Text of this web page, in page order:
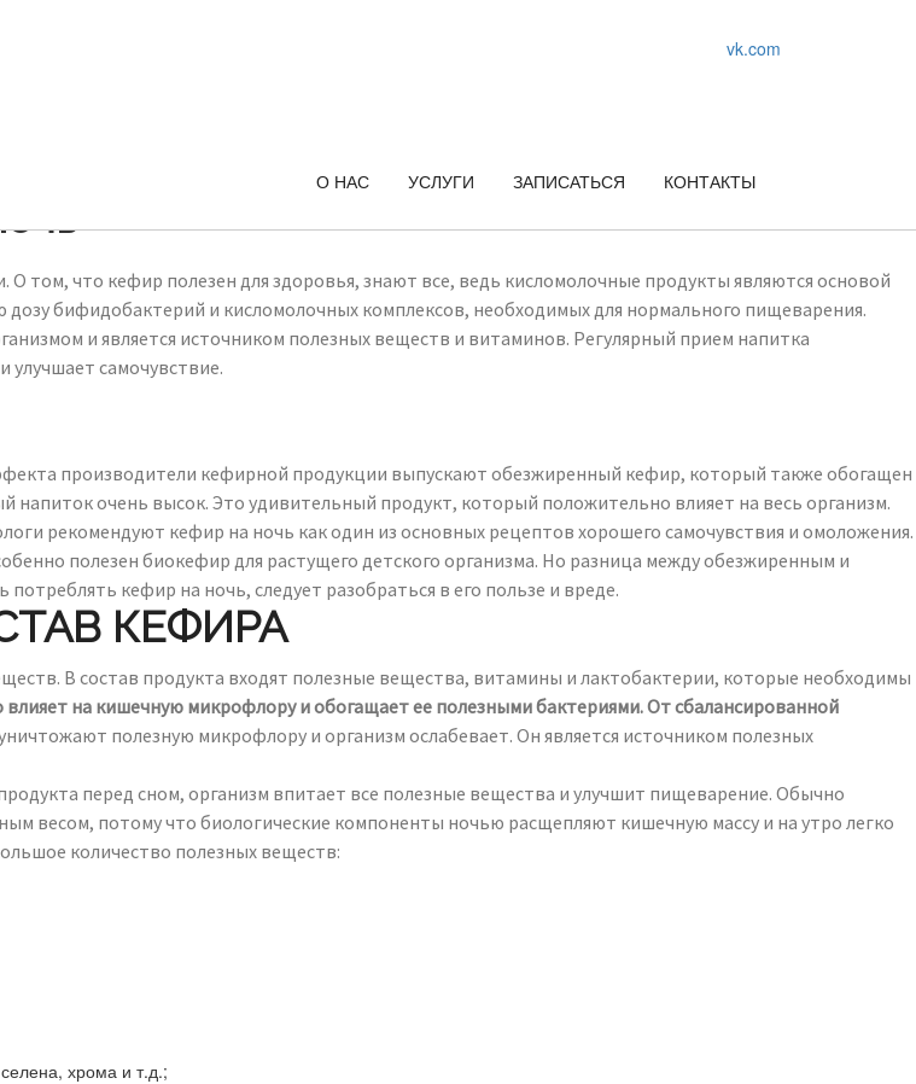
vk.com
О НАС
УСЛУГИ ЗАПИСАТЬСЯ КОНТАКТЫ
том, что кефир полезен для здоровья, знают все, ведь кисломолочные продукты являются основой
бифидобактерий и кисломолочных комплексов, необходимых для нормального пищеварения.
и является источником полезных веществ и витаминов. Регулярный прием напитка
улучшает самочувствие.
производители кефирной продукции выпускают обезжиренный кефир, который также обогащен
очень высок. Это удивительный продукт, который положительно влияет на весь организм.
рекомендуют кефир на ночь как один из основных рецептов хорошего самочувствия и омоложения.
полезен биокефир для растущего детского организма. Но разница между обезжиренным и
кефир на ночь, следует разобраться в его пользе и вреде.
КЕФИРА
В состав продукта входят полезные вещества, витамины и лактобактерии, которые необходимы
на кишечную микрофлору и обогащает ее полезными бактериями. От сбалансированной
полезную микрофлору и организм ослабевает. Он является источником полезных
перед сном, организм впитает все полезные вещества и улучшит пищеварение. Обычно
весом, потому что биологические компоненты ночью расщепляют кишечную массу и на утро легко
количество полезных веществ:
хрома и т.д.;